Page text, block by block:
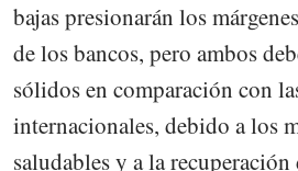
bajas presionarán los
de los bancos, pero ambos
sólidos en comparación con
internacionales, debido a los
saludables y a la